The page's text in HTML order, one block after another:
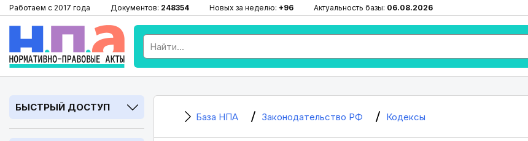
Работаем с 2017 года Документов: 248354 Новых за неделю: +96 Актуальность базы: 06.08.2026
БЫСТРЫЙ ДОСТУП
База НПА Законодательство РФ Кодексы